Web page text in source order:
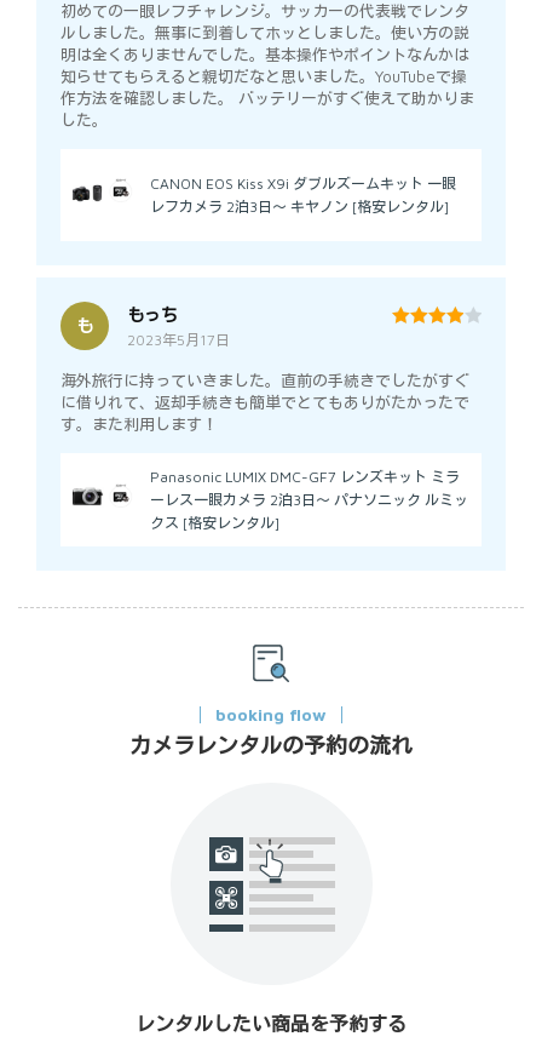
初めての一眼レフチャレンジ。サッカーの代表戦でレンタ
ルしました。無事に到着してホッとしました。使い方の説
明は全くありませんでした。基本操作やポイントなんかは
知らせてもらえると親切だなと思いました。YouTubeで操
作方法を確認しました。 バッテリーがすぐ使えて助かりま
した。
CANON EOS Kiss X9i ダブルズームキット 一眼
レフカメラ 2泊3日～ キヤノン [格安レンタル]
も
もっち
2023年5月17日
海外旅行に持っていきました。直前の手続きでしたがすぐ
に借りれて、返却手続きも簡単でとてもありがたかったで
す。また利用します！
Panasonic LUMIX DMC-GF7 レンズキット ミラ
ーレス一眼カメラ 2泊3日～ パナソニック ルミッ
クス [格安レンタル]
booking flow
カメラレンタルの予約の流れ
レンタルしたい商品を予約する